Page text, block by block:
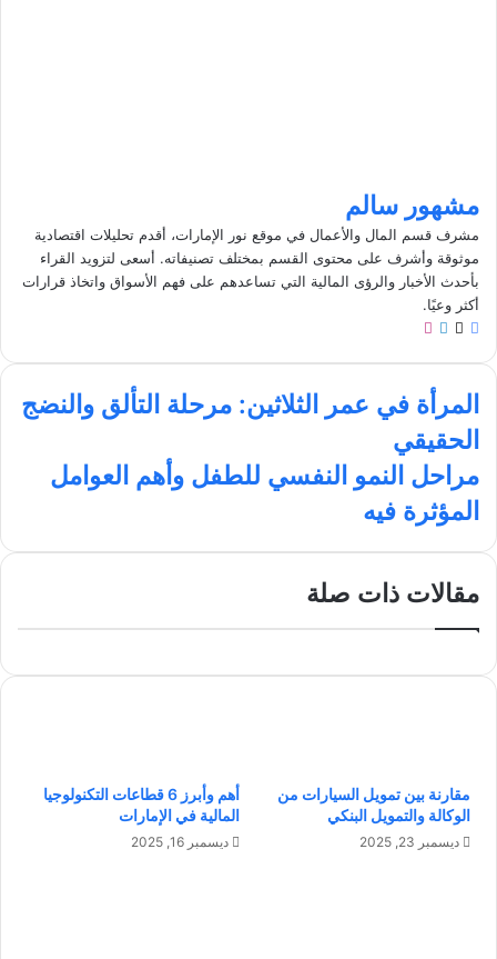
مشهور سالم
مشرف قسم المال والأعمال في موقع نور الإمارات، أقدم تحليلات اقتصادية
موثوقة وأشرف على محتوى القسم بمختلف تصنيفاته. أسعى لتزويد القراء
بأحدث الأخبار والرؤى المالية التي تساعدهم على فهم الأسواق واتخاذ قرارات
أكثر وعيًا.
ب
ك
ك
د
إ
ت
ر
م
ا
م
أ
م
ر
ل
ن
المرأة في عمر الثلاثين: مرحلة التألق والنضج
الحقيقي
ل
ن
و
س
ي
مراحل النمو النفسي للطفل وأهم العوامل
المؤثرة فيه
مقالات ذات صلة
مقارنة بين تمويل السيارات من
الوكالة والتمويل البنكي
ديسمبر 23, 2025
أهم وأبرز 6 قطاعات التكنولوجيا
المالية في الإمارات
ديسمبر 16, 2025